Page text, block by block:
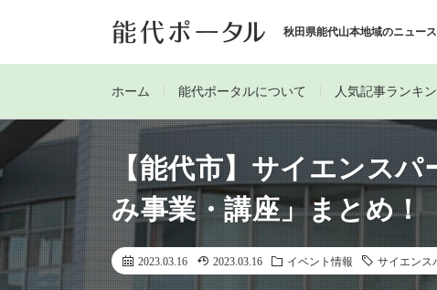
秋田県能代山本地域のニュー
ホーム 能代ポータルについて 人気記事ランキ
【能代市】サイエンス
み事業・講座」まとめ！
2023.03.16 2023.03.16 イベント情報 サイエンス